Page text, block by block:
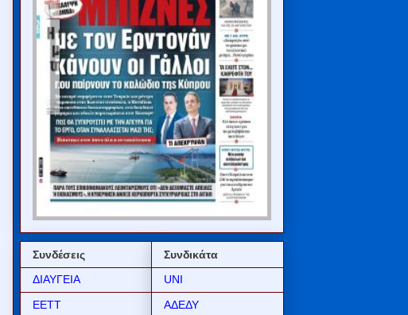
Συνδέσεις
ΔΙΑΥΓΕΙΑ
ΕΕΤΤ
Συνδικάτα
UNI
ΑΔΕΔΥ